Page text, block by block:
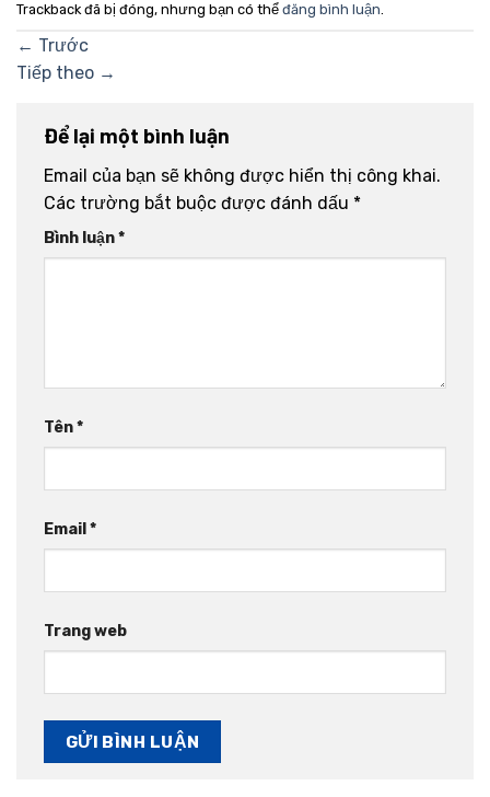
Trackback đã bị đóng, nhưng bạn có thể đăng bình luận.
← Trước
Tiếp theo →
Để lại một bình luận
Email của bạn sẽ không được hiển thị công khai.
Các trường bắt buộc được đánh dấu *
Bình luận*
Tên*
Email *
Trang web